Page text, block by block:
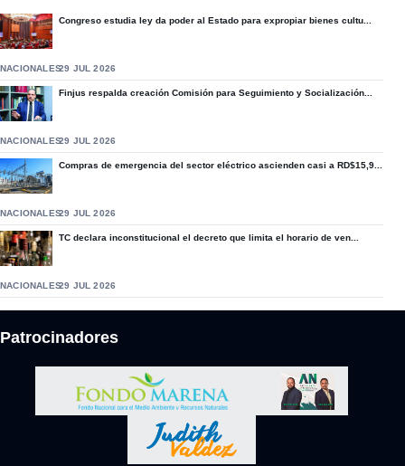
Congreso estudia ley da poder al Estado para expropiar bienes cultu...
NACIONALES29 JUL 2026
Finjus respalda creación Comisión para Seguimiento y Socialización...
NACIONALES29 JUL 2026
Compras de emergencia del sector eléctrico ascienden casi a RD$15,9...
NACIONALES29 JUL 2026
TC declara inconstitucional el decreto que limita el horario de ven...
NACIONALES29 JUL 2026
Patrocinadores